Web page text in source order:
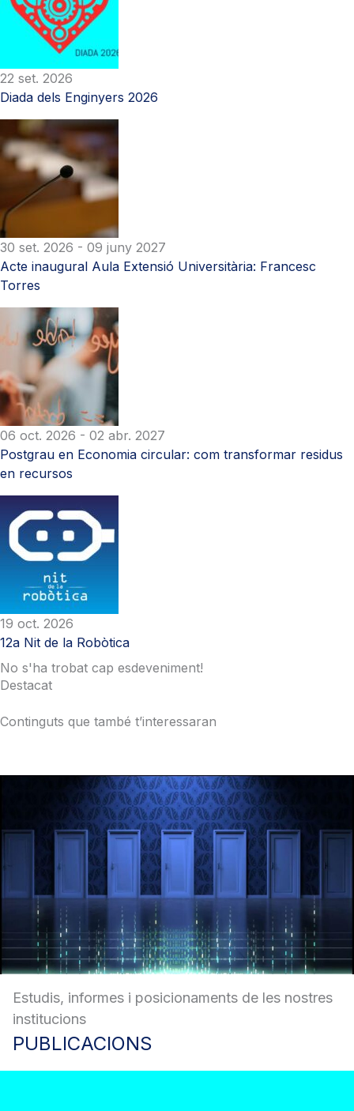
22 set. 2026
Diada dels Enginyers 2026
30 set. 2026 - 09 juny 2027
Acte inaugural Aula Extensió Universitària: Francesc
Torres
06 oct. 2026 - 02 abr. 2027
Postgrau en Economia circular: com transformar residus
en recursos
19 oct. 2026
12a Nit de la Robòtica
No s'ha trobat cap esdeveniment!
Destacat
Continguts que també t’interessaran
Estudis, informes i posicionaments de les nostres
institucions
PUBLICACIONS